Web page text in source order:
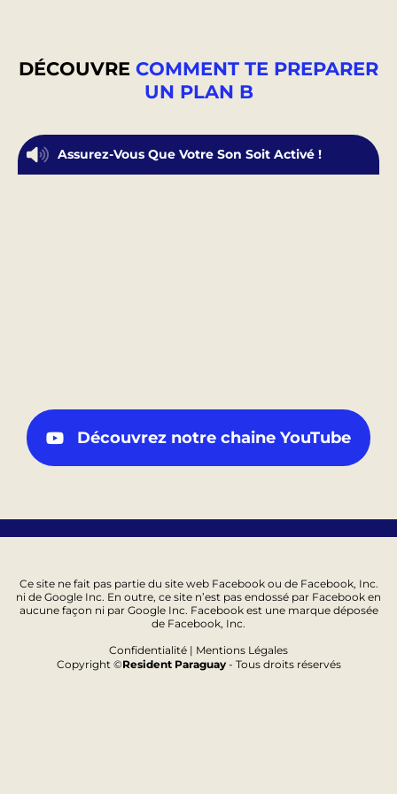
DÉCOUVRE COMMENT TE PREPARER
UN PLAN B
Assurez-Vous Que Votre Son Soit Activé !
Découvrez notre chaine YouTube
Ce site ne fait pas partie du site web Facebook ou de Facebook, Inc.
ni de Google Inc. En outre, ce site n’est pas endossé par Facebook en
aucune façon ni par Google Inc. Facebook est une marque déposée
de Facebook, Inc.
Confidentialité | Mentions Légales
Copyright ©Resident Paraguay- Tous droits réservés